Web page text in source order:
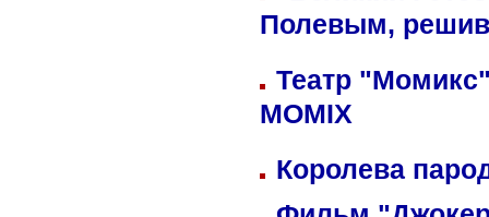
Полевым,
Театр
MOMIX
Королева